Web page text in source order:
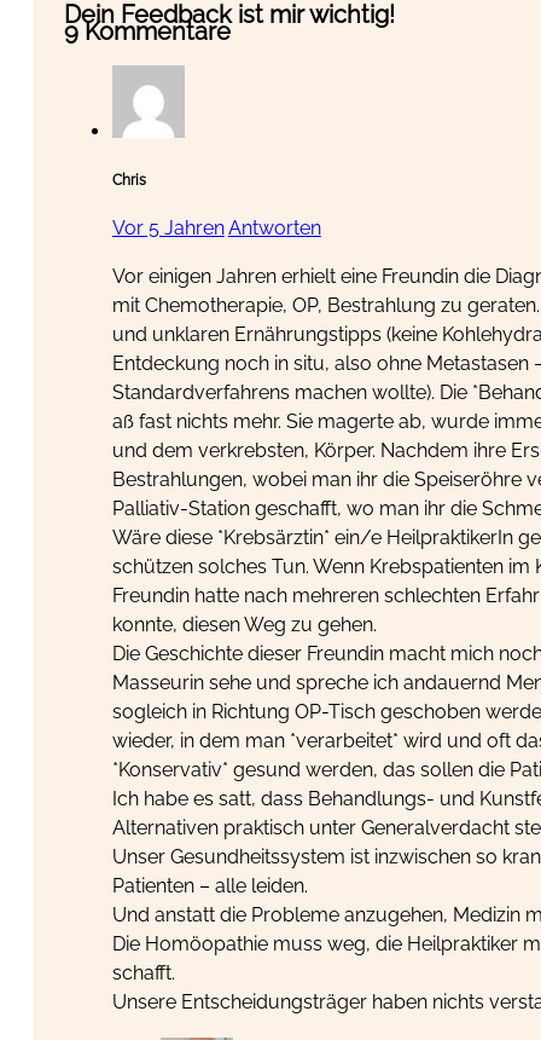
Dein Feedback ist mir wichtig!
9 Kommentare
Chris
Vor 5 JahrenAntworten
Vor einigen Jahren erhielt eine Freundin die
mit Chemotherapie, OP, Bestrahlung zu
und unklaren Ernährungstipps (keine
Entdeckung noch in situ, also ohne
Standardverfahrens machen wollte). Die
aß fast nichts mehr. Sie magerte ab, wurde
und dem verkrebsten, Körper. Nachdem ihre
Bestrahlungen, wobei man ihr die Speiseröhre
Palliativ-Station geschafft, wo man ihr die
Wäre diese *Krebsärztin* ein/e HeilpraktikerIn
schützen solches Tun. Wenn Krebspatienten
Freundin hatte nach mehreren schlechten
konnte, diesen Weg zu gehen.
Die Geschichte dieser Freundin macht mich
Masseurin sehe und spreche ich andauernd
sogleich in Richtung OP-Tisch geschoben
wieder, in dem man *verarbeitet* wird und oft
*Konservativ* gesund werden, das sollen die
Ich habe es satt, dass Behandlungs- und
Alternativen praktisch unter Generalverdacht
Unser Gesundheitssystem ist inzwischen so
Patienten – alle leiden.
Und anstatt die Probleme anzugehen, Medizin
Die Homöopathie muss weg, die Heilpraktiker
schafft.
Unsere Entscheidungsträger haben nichts